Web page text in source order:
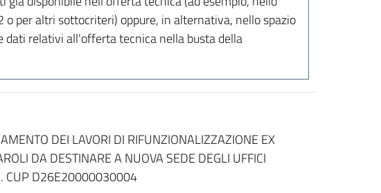
per altri sottocriteri) oppure, in alternativa, nello spazio
dati relativi all'offerta tecnica nella busta della
DEI LAVORI DI RIFUNZIONALIZZAZIONE EX
DA DESTINARE A NUOVA SEDE DEGLI UFFICI
CUP D26E20000030004